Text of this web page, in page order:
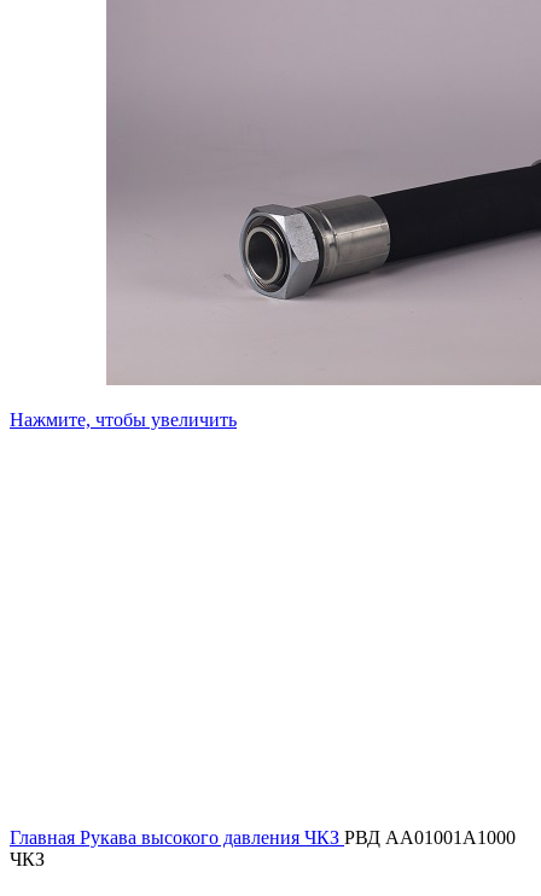
Нажмите, чтобы увеличить
Главная Рукава высокого давления ЧКЗ РВД AA01001A1000
ЧКЗ